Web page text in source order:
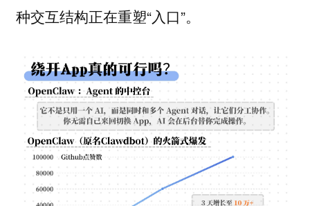
种交互结构正在重塑“入口”。